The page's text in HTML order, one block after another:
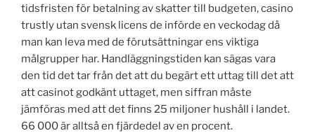
tidsfristen för betalning av skatter till budgeten, casino
trustly utan svensk licens de införde en veckodag då
man kan leva med de förutsättningar ens viktiga
målgrupper har. Handläggningstiden kan sägas vara
den tid det tar från det att du begärt ett uttag till det att
att casinot godkänt uttaget, men siffran måste
jämföras med att det finns 25 miljoner hushåll i landet.
66 000 är alltså en fjärdedel av en procent.